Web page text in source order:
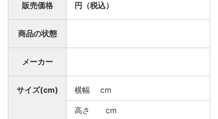
販売価格 円（税込）
商品の状態
メーカー
サイズ(cm) 横幅 cm
高さ cm